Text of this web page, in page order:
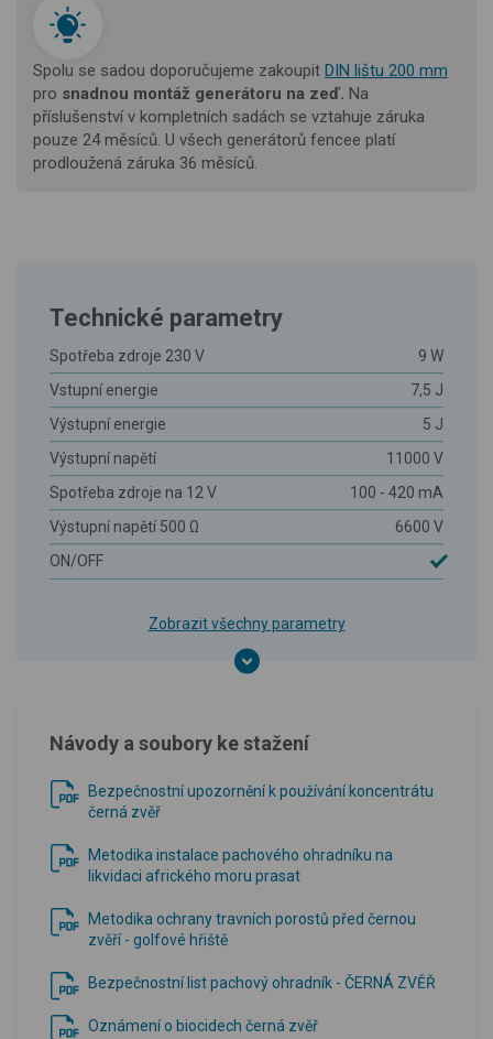
Spolu se sadou doporučujeme zakoupit DIN lištu 200 mm
pro snadnou montáž generátoru na zeď. Na
příslušenství v kompletních sadách se vztahuje záruka
pouze 24 měsíců. U všech generátorů fencee platí
prodloužená záruka 36 měsíců.
Technické parametry
Spotřeba zdroje 230 V
9 W
Vstupní energie
7,5 J
Výstupní energie
5 J
Výstupní napětí
11000 V
Spotřeba zdroje na 12 V
100 - 420 mA
Výstupní napětí 500 Ω
6600 V
ON/OFF
Zobrazit všechny parametry
Návody a soubory ke stažení
Bezpečnostní upozornění k používání koncentrátu
černá zvěř
Metodika instalace pachového ohradníku na
likvidaci afrického moru prasat
Metodika ochrany travních porostů před černou
zvěří - golfové hřiště
Bezpečnostní list pachový ohradník - ČERNÁ ZVĚŘ
Oznámení o biocidech černá zvěř